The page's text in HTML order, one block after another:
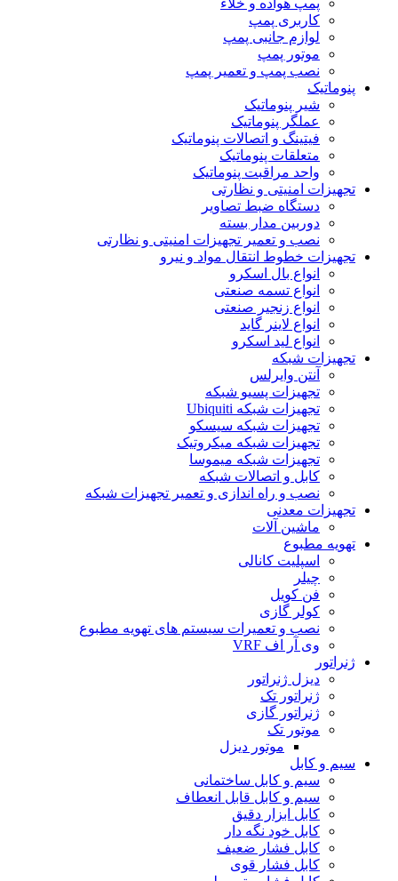
کاربری پمپ
لوازم جانبی پمپ
موتور پمپ
نصب پمپ و تعمیر پمپ
پنوماتیک
شیر پنوماتیک
عملگر پنوماتیک
فیتینگ و اتصالات پنوماتیک
متعلقات پنوماتیک
واحد مراقبت پنوماتیک
تجهیزات امنیتی و نظارتی
دستگاه ضبط تصاویر
دوربین مدار بسته
نصب و تعمیر تجهیزات امنیتی و نظارتی
تجهیزات خطوط انتقال مواد و نیرو
انواع بال اسکرو
انواع تسمه صنعتی
انواع زنجیر صنعتی
انواع لاینر گاید
انواع لید اسکرو
تجهیزات شبکه
آنتن وایرلس
تجهیزات پسیو شبکه
تجهیزات شبکه Ubiquiti
تجهیزات شبکه سیسکو
تجهیزات شبکه میکروتیک
تجهیزات شبکه میموسا
کابل و اتصالات شبکه
نصب و راه اندازی و تعمیر تجهیزات شبکه
تجهیزات معدنی
ماشین آلات
تهویه مطبوع
اسپلیت کانالی
چیلر
فن کویل
کولر گازی
نصب و تعمیرات سیستم های تهویه مطبوع
وی آر اف VRF
ژنراتور
دیزل ژنراتور
ژنراتور تک
ژنراتور گازی
موتور تک
موتور دیزل
سیم و کابل
سیم و کابل ساختمانی
سیم و کابل قابل انعطاف
کابل ابزار دقیق
کابل خود نگه دار
کابل فشار ضعیف
کابل فشار قوی